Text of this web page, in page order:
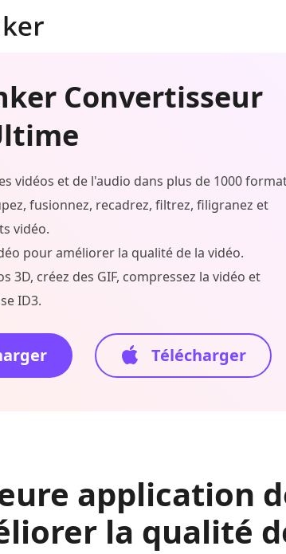
Convertisseur
vidéos et de l'audio dans plus de 1000
fusionnez, recadrez, filtrez, filigranez et
vidéo.
pour améliorer la qualité de la vidéo.
3D, créez des GIF, compressez la vidéo et
ID3.
Télécharger
application
la qualité